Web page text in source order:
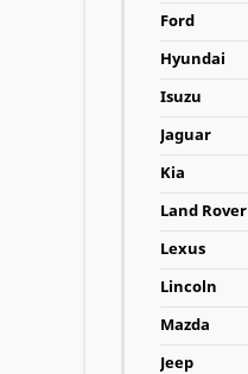
Ford
Hyundai
Isuzu
Jaguar
Kia
Land Rover
Lexus
Lincoln
Mazda
Jeep